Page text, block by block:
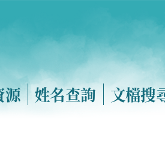
源 姓名查詢 文檔搜